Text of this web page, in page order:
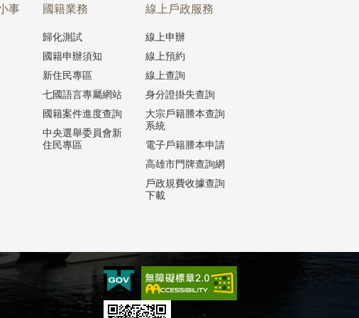
事 國籍業務
歸化測試
國籍申辦須知
新住民專區
七國語言專屬網站
國籍案件進度查詢
中央選舉委員會新
住民專區
線上戶政服務
線上申辦
線上預約
線上查詢
身分證掛失查詢
大宗戶籍謄本查詢
系統
電子戶籍謄本申請
高雄市門牌查詢網
戶政規費收據查詢
下載